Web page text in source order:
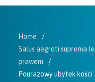
Home
Salus aegroti suprema
prawem
Pourazowy ubytek kości